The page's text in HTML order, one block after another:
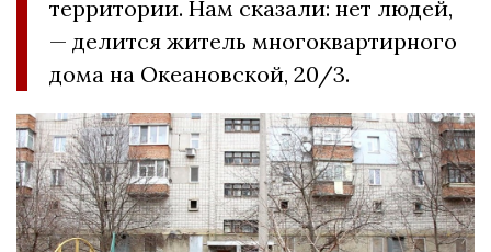
территории. Нам сказали: нет людей,
— делится житель многоквартирного
дома на Океановской, 20/3.